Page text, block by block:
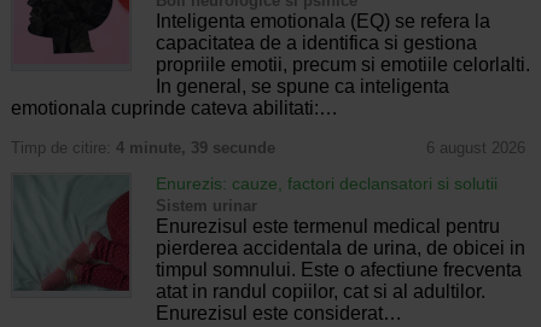
Inteligenta emotionala (EQ) se refera la
capacitatea de a identifica si gestiona
propriile emotii, precum si emotiile celorlalti.
In general, se spune ca inteligenta
emotionala cuprinde cateva abilitati:…
Timp de citire: 4 minute, 39 secunde 6 august 2026
Enurezis: cauze, factori declansatori si solutii
Sistem urinar
Enurezisul este termenul medical pentru
pierderea accidentala de urina, de obicei in
timpul somnului. Este o afectiune frecventa
atat in randul copiilor, cat si al adultilor.
Enurezisul este considerat…